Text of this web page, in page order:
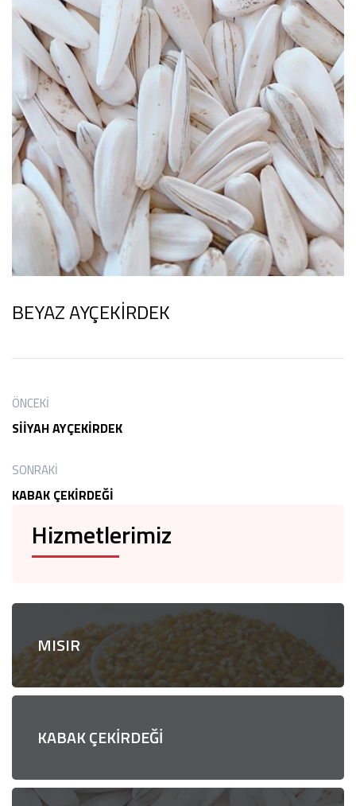
BEYAZ AYÇEKİRDEK
ÖNCEKI
SİİYAH AYÇEKİRDEK
SONRAKI
KABAK ÇEKİRDEĞİ
Hizmetlerimiz
MISIR
KABAK ÇEKİRDEĞİ